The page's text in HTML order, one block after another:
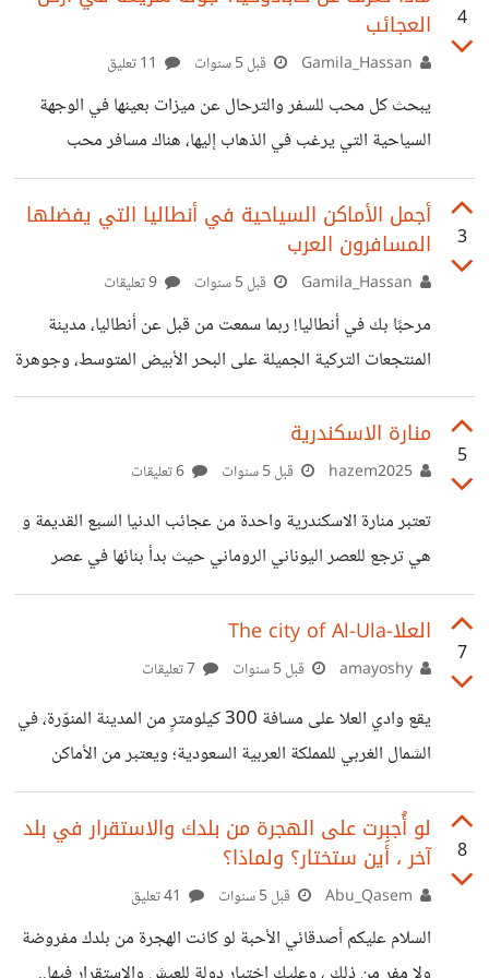
يهتم البعض بالتحدث باللغة الكورية للسفر إلى مدينة سيول
الجميلة. منذ وقت ليس ببعيد، كانت كوريا الجنوبية دولة نامية
منغلقة على نفسها، لكن الأمر تغير في العقود الأخيرة، فأصبحت
واحدة من أغنى الدول في العالم وحققت قفزة اقتصادية غير
4 العجائب
قبل 5 سنوات
يبحث كل محب للسفر والترحال عن ميزات بعينها في الوجهة
السياحية التي يرغب في الذهاب إليها، هناك مسافر محب
للطبيعة وجمالها، يبحث عن الهدوء والاسترخاء بعيدًا عن صخب
المدن الكبرى وازدحامها، ومسافر آخر يهوى التاريخ والآثار،
فيبحث عن المواقع الأثرية المتفردة. وهناك مسافر مغامر يبحث
عن الأنشطة المثيرة والتجارب المليئة بالأدرينالين وتجذبه رحلات
السفاري الممتعة. إذا كنت واحدًا من هؤلاء، أؤكد لك أن كابادوكيا
وجهة سياحية مثالية لك، فهي تمتلك كل المقومات لإسعاد
3
أجمل الأماكن السياحية في أنطاليا التي يفضلها
المسافرون العرب
قبل 5 سنوات
مرحبًا بك في أنطاليا! ربما سمعت من قبل عن أنطاليا، مدينة
المنتجعات التركية الجميلة على البحر الأبيض المتوسط، وجوهرة
الريفيرا التركية وساحل الفيروز. المناظر الطبيعية الخلابة جعلت
أنطاليا مكانًا مثاليًا للزوار ذوي الذوق المميز، بينما يفضل محبي
التاريخ زيارتها لمشاهدة العديد من المواقع الأثرية، أما العوائل
لما تقدمه لهم من ترفيه ومتعة. إذا كنت متحمسًا لاستكشاف
أنطاليا، احضر فنجان قهوتك واستعد للسفر معي في رحلة سريعة
شيقة إلى هذه المدينة الفاتنة لتتعرف
5
منارة الاسكندرية
قبل 5 سنوات
تعتبر منارة الاسكندرية واحدة من عجائب الدنيا السبع القديمة و
هي ترجع للعصر اليوناني الروماني حيث بدأ بنائها في عصر
بطليموس الاول بغرض ارشاد السفن و كانت تتكون من اربع
طوابق و اعلي الطابق الرابع كانت توجد قبة يوجد فوقها تمثال
من البرونز الخالص لبوسيدون آله البحر . و قد استمرت المنارة
بداية من عام 700 م بدأت الانهيارات تتوالي حيث سقط
المصباح ثم تهدم الدور الثاني في
7
العلا-The city of Al-Ula
قبل 5 سنوات
يقع وادي العلا على مسافة 300 كيلومترٍ من المدينة المنوّرة، في
الشمال الغربي للمملكة العربية السعودية؛ ويعتبر من الأماكن
الاستثنائية الزاخرة بالتراث الطبيعي والإنساني، وتتضمن وادياً
من الواحات الخضراء، وجبالاً شاهقة من الحجر الرملي، ومواقع
ثقافية قديمة يعود تاريخها إلى آلاف السنين، إلى عهد الحضارتين
الديدانيّة واللحيانيّة. Al-Ula Valley is located 300
kilometers from Medina, in the northwest of the
Kingdom of Saudi Arabia. It is considered one of
8
لو أُجبِرت على الهجرة من بلدك والاستقرار في بلد
آخر ، أين ستختار؟ ولماذا؟
قبل 5 سنوات
السلام عليكم أصدقائي الأحبة لو كانت الهجرة من بلدك مفروضة